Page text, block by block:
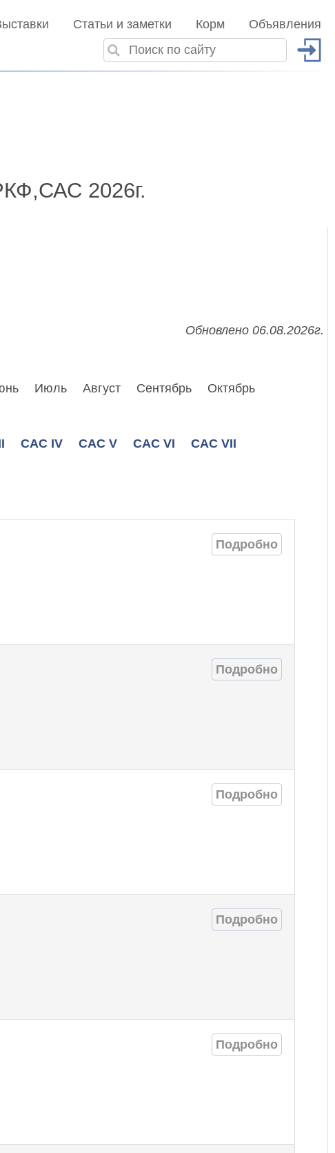
Статьи и заметки Корм Объявления
2026г.
Обновлено 06.08.2026г.
Июль Август Сентябрь
Октябрь
CAC IV CAC V CAC VI
CAC VII
Подробно
Подробно
Подробно
Подробно
Подробно